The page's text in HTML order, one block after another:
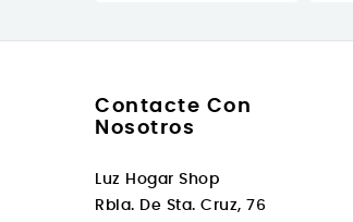
Contacte Con
Nosotros
Luz Hogar Shop
Rbla. De Sta. Cruz, 76